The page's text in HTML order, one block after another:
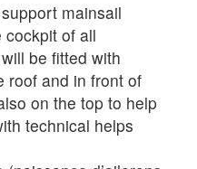
mainsail
of all
be fitted with
roof and in front of
on the top to help
technical helps